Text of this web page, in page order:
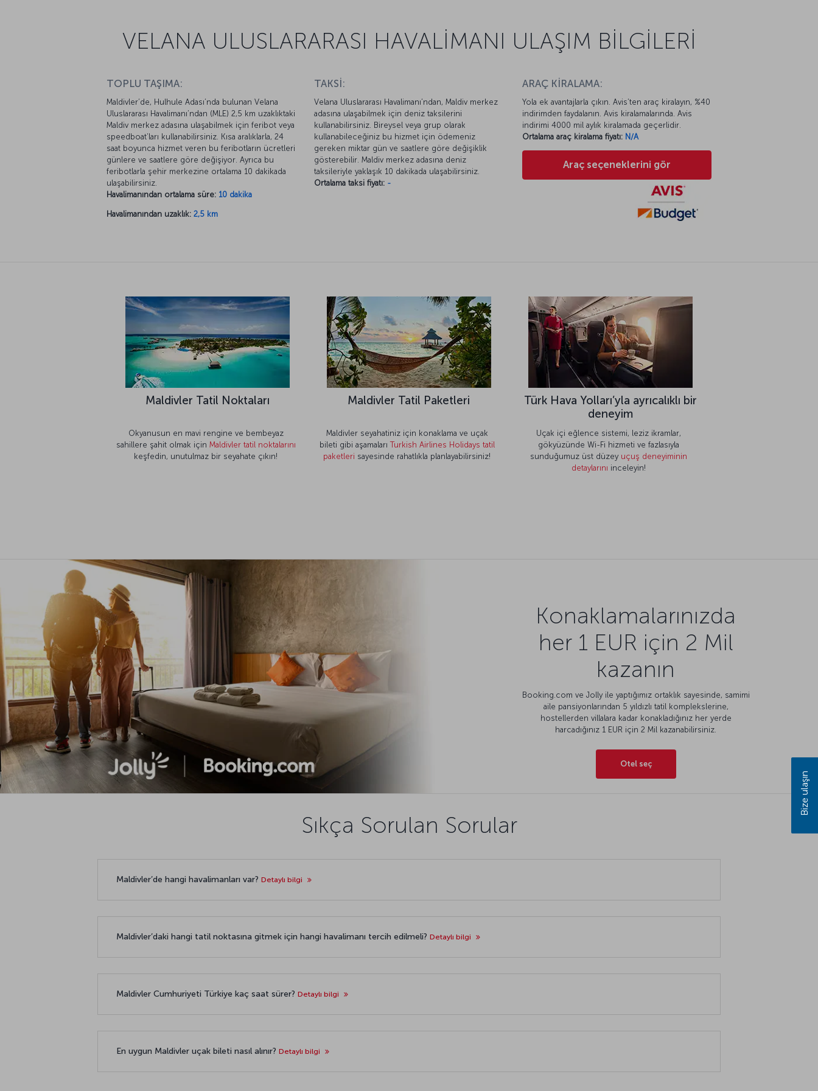
VELANA ULUSLARARASI HAVALİMANI ULAŞIM BİLGİLERİ
TOPLU TAŞIMA:
Maldivler’de, Hulhule Adası’nda bulunan Velana
Uluslararası Havalimanı’ndan (MLE) 2,5 km uzaklıktaki
Maldiv merkez adasına ulaşabilmek için feribot veya
speedboat’ları kullanabilirsiniz. Kısa aralıklarla, 24
saat boyunca hizmet veren bu feribotların ücretleri
günlere ve saatlere göre değişiyor. Ayrıca bu
feribotlarla şehir merkezine ortalama 10 dakikada
ulaşabilirsiniz.
Havalimanından ortalama süre: 10 dakika
Havalimanından uzaklık: 2,5 km
TAKSİ:
Velana Uluslararası Havalimanı’ndan, Maldiv merkez
adasına ulaşabilmek için deniz taksilerini
kullanabilirsiniz. Bireysel veya grup olarak
kullanabileceğiniz bu hizmet için ödemeniz
gereken miktar gün ve saatlere göre değişiklik
gösterebilir. Maldiv merkez adasına deniz
taksileriyle yaklaşık 10 dakikada ulaşabilirsiniz.
Ortalama taksi fiyatı: -
ARAÇ KİRALAMA:
Yola ek avantajlarla çıkın. Avis’ten araç kiralayın, %40
indirimden faydalanın. Avis kiralamalarında. Avis
indirimi 4000 mil aylık kiralamada geçerlidir.
Ortalama araç kiralama fiyatı: N/A
Araç seçeneklerini gör
Maldivler Tatil Noktaları
Okyanusun en mavi rengine ve bembeyaz
sahillere şahit olmak için Maldivler tatil noktalarını
keşfedin, unutulmaz bir seyahate çıkın!
Maldivler Tatil Paketleri
Maldivler seyahatiniz için konaklama ve uçak
bileti gibi aşamalarıTurkish Airlines Holidays tatil
paketleri sayesinde rahatlıkla planlayabilirsiniz!
Türk Hava Yolları’yla ayrıcalıklı bir
deneyim
Uçak içi eğlence sistemi, leziz ikramlar,
gökyüzünde Wi-Fi hizmeti ve fazlasıyla
sunduğumuz üst düzey uçuş deneyiminin
detaylarını inceleyin!
Konaklamalarınızda
her 1 EUR için 2 Mil
kazanın
Booking.com ve Jolly ile yaptığımız ortaklık sayesinde, samimi
aile pansiyonlarından 5 yıldızlı tatil komplekslerine,
hostellerden villalara kadar konakladığınız her yerde
harcadığınız 1 EUR için 2 Mil kazanabilirsiniz.
Otel seç
Sıkça Sorulan Sorular
Maldivler’de hangi havalimanları var? Detaylı bilgi
Maldivler’daki hangi tatil noktasına gitmek için hangi havalimanı tercih edilmeli? Detaylı bilgi
Maldivler Cumhuriyeti Türkiye kaç saat sürer? Detaylı bilgi
En uygun Maldivler uçak bileti nasıl alınır? Detaylı bilgi
Bize ulaşın